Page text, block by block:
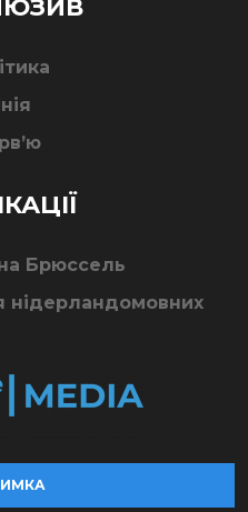
Брюссель
нідерландомовних